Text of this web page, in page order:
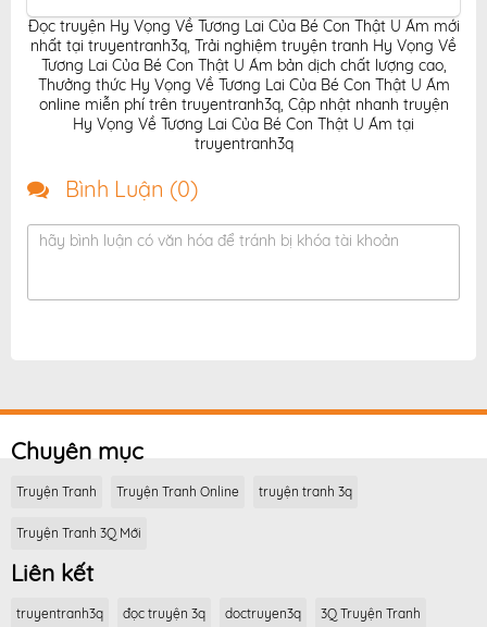
Đọc truyện Hy Vọng Về Tương Lai Của Bé Con Thật U Ám mới
nhất tại truyentranh3q, Trải nghiệm truyện tranh Hy Vọng Về
Tương Lai Của Bé Con Thật U Ám bản dịch chất lượng cao,
Thưởng thức Hy Vọng Về Tương Lai Của Bé Con Thật U Ám
online miễn phí trên truyentranh3q, Cập nhật nhanh truyện
Hy Vọng Về Tương Lai Của Bé Con Thật U Ám tại
truyentranh3q
Bình Luận (0)
hãy bình luận có văn hóa để tránh bị khóa tài khoản
Chuyên mục
Truyện Tranh Truyện Tranh Online truyện tranh 3q
Truyện Tranh 3Q Mới
Liên kết
truyentranh3q đọc truyện 3q doctruyen3q 3Q Truyện Tranh